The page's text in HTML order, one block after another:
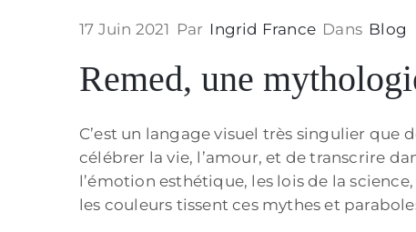
17 Juin 2021 Par Ingrid France Dans Blog
Remed, une
C’est un langage visuel très singulier
célébrer la vie, l’amour, et de transcrire
l’émotion esthétique, les lois de la
les couleurs tissent ces mythes et